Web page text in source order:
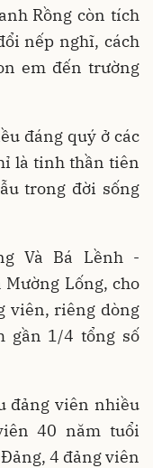
Rồng còn tích
nếp nghĩ, cách
em đến trường
đáng quý ở các
là tinh thần tiên
trong đời sống
Và Bá Lềnh -
Lống, cho
viên, riêng dòng
gần 1/4 tổng số
đảng viên nhiều
40 năm tuổi
4 đảng viên